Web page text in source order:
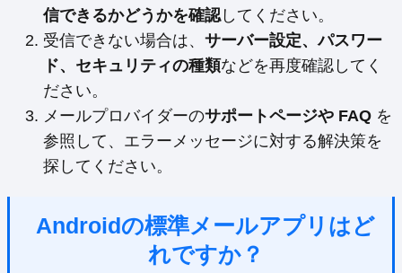
信できるかどうかを確認してください。
受信できない場合は、 サーバー設定、パスワー
ド、セキュリティの種類などを再度確認してく
ださい。
メールプロバイダーのサポートページや FAQ を
参照して、エラーメッセージに対する解決策を
探してください。
Androidの標準メールアプリはど
れですか？